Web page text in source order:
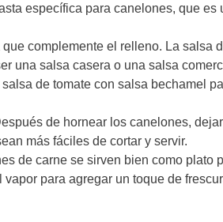
específica para canelones, que
complemente el relleno. La salsa
una salsa casera o una salsa
de tomate con salsa bechamel
de hornear los canelones,
más fáciles de cortar y servir.
de carne se sirven bien como plato
para agregar un toque de